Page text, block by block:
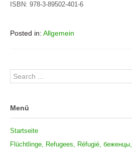
ISBN: 978-3-89502-401-6
Posted in: Allgemein
Menü
Startseite